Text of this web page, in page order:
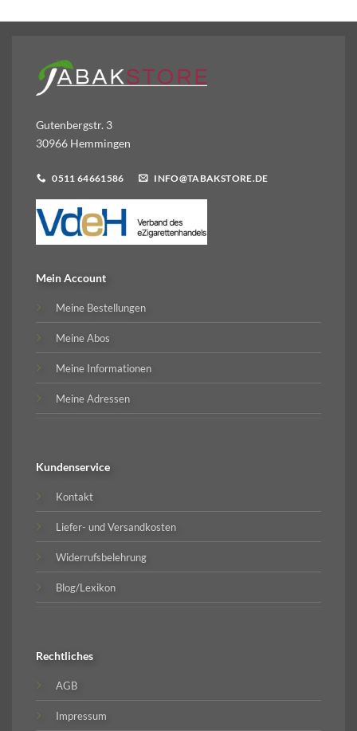
Gutenbergstr. 3
30966 Hemmingen
0511 64661586 INFO@TABAKSTORE.DE
Mein Account
Meine Bestellungen
Meine Abos
Meine Informationen
Meine Adressen
Kundenservice
Kontakt
Liefer- und Versandkosten
Widerrufsbelehrung
Blog/Lexikon
Rechtliches
AGB
Impressum